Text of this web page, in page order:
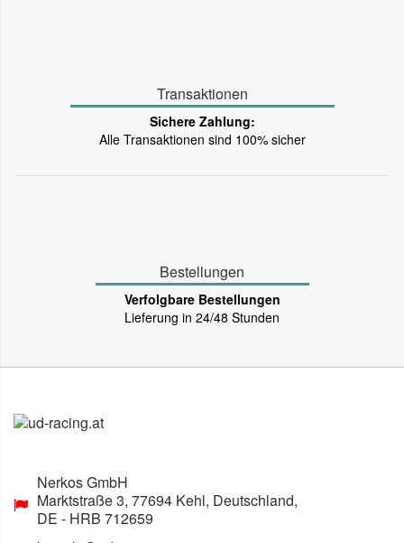
Transaktionen
Sichere Zahlung:
Alle Transaktionen sind 100% sicher
Bestellungen
Verfolgbare Bestellungen
Lieferung in 24/48 Stunden
Nerkos GmbH
Marktstraße 3, 77694 Kehl, Deutschland,
DE - HRB 712659